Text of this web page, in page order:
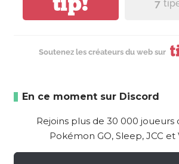
7
Soutenez les créateurs du web sur
En ce moment sur Discord
Rejoins plus de 30 000 joueurs
Pokémon GO, Sleep, JCC et